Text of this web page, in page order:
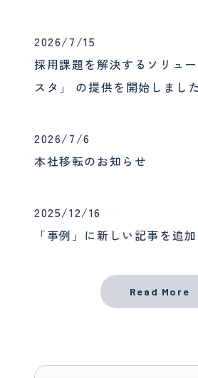
2026/7/15
採用課題を解決するソリュ
スタ」 の提供を開始しまし
2026/7/6
本社移転のお知らせ
2025/12/16
「事例」に新しい記事を追
Read More